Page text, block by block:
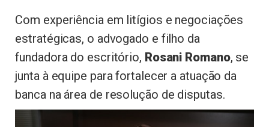
Com experiência em litígios e negociações
estratégicas, o advogado e filho da
fundadora do escritório, Rosani Romano, se
junta à equipe para fortalecer a atuação da
banca na área de resolução de disputas.